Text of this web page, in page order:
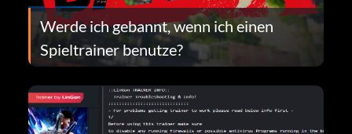
Werde ich gebannt, wenn ich einen
Spieltrainer benutze?